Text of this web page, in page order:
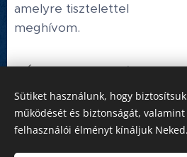
amelyre tisztelettel
meghívom.
Sütiket használunk, hogy
működését és biztonságát,
felhasználói élményt kínáljuk Neked.